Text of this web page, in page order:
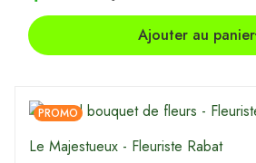
Ajouter au panier
PROMO
Le Majestueux - Fleuriste Rabat